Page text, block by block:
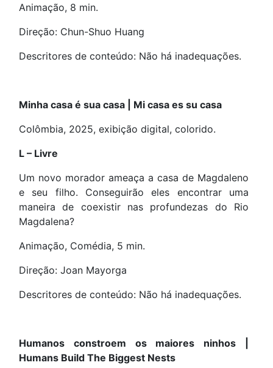
Animação, 8 min.
Direção: Chun-Shuo Huang
Descritores de conteúdo: Não há inadequações.
Minha casa é sua casa | Mi casa es su casa
Colômbia, 2025, exibição digital, colorido.
L – Livre
Um novo morador ameaça a casa de Magdaleno
e seu filho. Conseguirão eles encontrar uma
maneira de coexistir nas profundezas do Rio
Magdalena?
Animação, Comédia, 5 min.
Direção: Joan Mayorga
Descritores de conteúdo: Não há inadequações.
Humanos constroem os maiores ninhos |
Humans Build The Biggest Nests